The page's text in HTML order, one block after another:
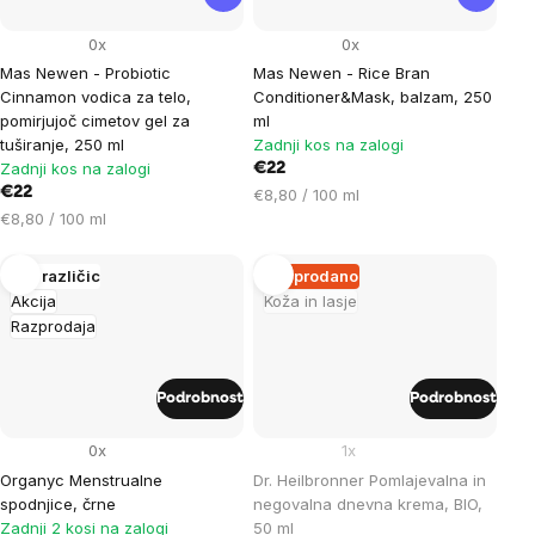
Mas Newen - Probiotic
Cinnamon vodica za telo,
pomirjujoč cimetov gel za
tuširanje, 250 ml
0x
Zadnji kos na zalogi
€22
Cena
€8,80 / 100 ml
Mas Newen - Rice Bran
Conditioner&Mask, balzam, 250
ml
0x
Zadnji kos na zalogi
€22
Cena
€8,80 / 100 ml
Akcija
Razprodaja
Več različic
Organyc Menstrualne
spodnjice, črne
0x
Zadnji 2 kosi na zalogi
Podrobnost
Koža in lasje
Razprodano
Dr. Heilbronner Pomlajevalna in
negovalna dnevna krema, BIO,
50 ml
1x
Podrobnost